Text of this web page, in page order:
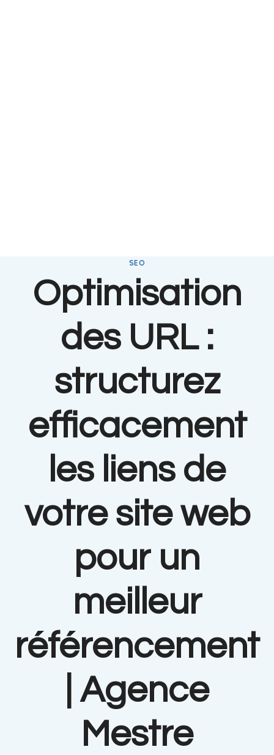
SEO
Optimisation
des URL :
structurez
efficacement
les liens de
votre site web
pour un
meilleur
référencement
| Agence
Mestre